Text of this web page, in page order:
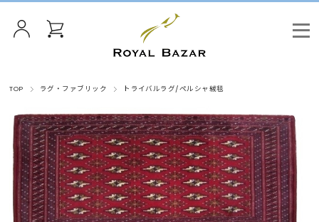
TOP ラグ・ファブリック トライバルラグ/ペルシャ絨毯